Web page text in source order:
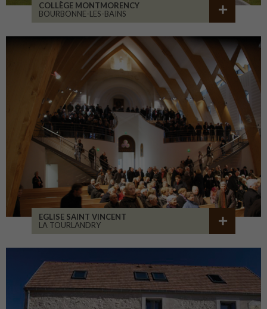
COLLÈGE MONTMORENCY
BOURBONNE-LES-BAINS
EGLISE SAINT VINCENT
LA TOURLANDRY